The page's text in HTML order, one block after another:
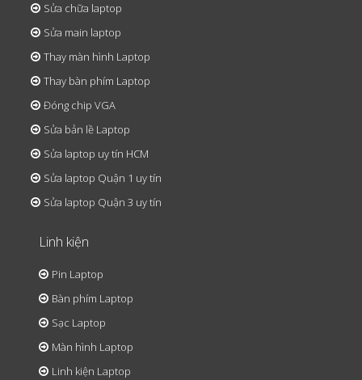
Sửa chữa laptop
Sửa main laptop
Thay màn hình Laptop
Thay bàn phím Laptop
Đóng chip VGA
Sửa bản lề Laptop
Sửa laptop uy tín HCM
Sửa laptop Quận 1 uy tín
Sửa laptop Quận 3 uy tín
Linh kiện
Pin Laptop
Bàn phím Laptop
Sạc Laptop
Màn hình Laptop
Linh kiện Laptop